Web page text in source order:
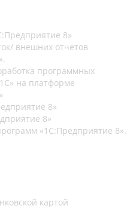
8»
внешних отчетов
программных
на платформе
8»
8»
«1С:Предприятие 8».
картой